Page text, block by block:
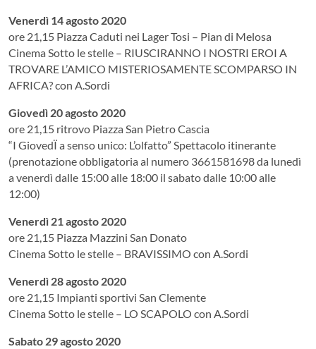
Venerdì 14 agosto 2020
ore 21,15 Piazza Caduti nei Lager Tosi – Pian di Melosa
Cinema Sotto le stelle – RIUSCIRANNO I NOSTRI EROI A
TROVARE L’AMICO MISTERIOSAMENTE SCOMPARSO IN
AFRICA? con A.Sordi
Giovedì 20 agosto 2020
ore 21,15 ritrovo Piazza San Pietro Cascia
“I GiovedÏ a senso unico: L’olfatto” Spettacolo itinerante
(prenotazione obbligatoria al numero 3661581698 da lunedì
a venerdì dalle 15:00 alle 18:00 il sabato dalle 10:00 alle
12:00)
Venerdì 21 agosto 2020
ore 21,15 Piazza Mazzini San Donato
Cinema Sotto le stelle – BRAVISSIMO con A.Sordi
Venerdì 28 agosto 2020
ore 21,15 Impianti sportivi San Clemente
Cinema Sotto le stelle – LO SCAPOLO con A.Sordi
Sabato 29 agosto 2020